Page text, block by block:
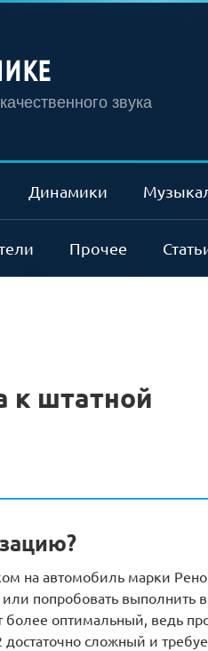
звука
Динамики
Прочее
к штатной
на автомобиль марки
попробовать выполнить
оптимальный, ведь
сложный и